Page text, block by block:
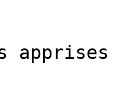
apprises